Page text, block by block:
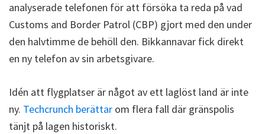
analyserade telefonen för att försöka ta reda på vad
Customs and Border Patrol (CBP) gjort med den under
den halvtimme de behöll den. Bikkannavar fick direkt
en ny telefon av sin arbetsgivare.
Idén att flygplatser är något av ett laglöst land är inte
ny. Techcrunch berättar om flera fall där gränspolis
tänjt på lagen historiskt.